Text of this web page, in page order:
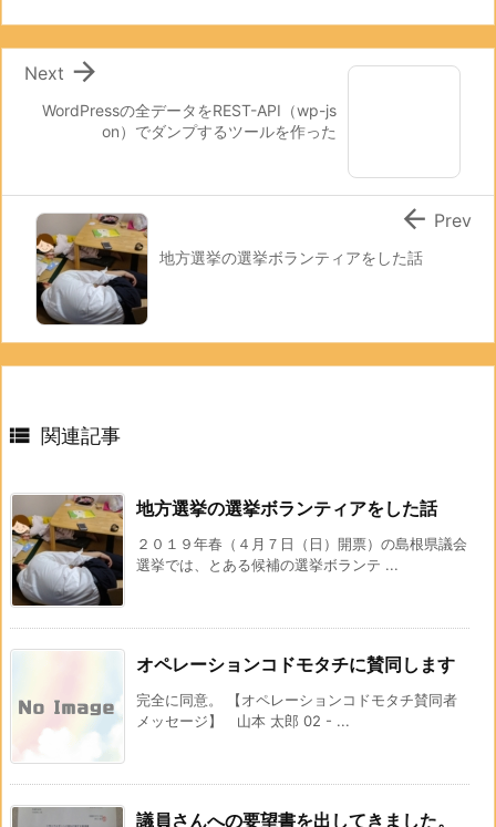
WordPressの全データをREST-API（wp-js
on）でダンプするツールを作った

Next
地方選挙の選挙ボランティアをした話
 Prev
 関連記事
地方選挙の選挙ボランティアをした話
２０１９年春（４月７日（日）開票）の島根県議会
選挙では、とある候補の選挙ボランテ ...
オペレーションコドモタチに賛同します
完全に同意。 【オペレーションコドモタチ賛同者
メッセージ】 山本 太郎 02 - ...
議員さんへの要望書を出してきました。